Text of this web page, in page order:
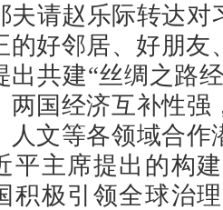
夫请赵乐际转达
的好邻居、好朋友
出共建“丝绸之路
两国经济互补性
人文等各领域合
平主席提出的构
积极引领全球治